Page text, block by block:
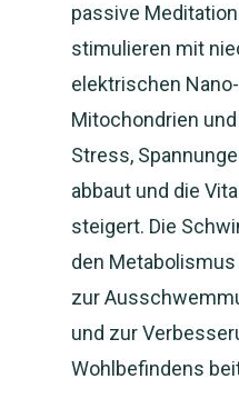
passive
stimulieren mit
elektrischen
Mitochondrien
Stress,
abbaut und die
steigert. Die
den
zur
und zur
Wohlbefindens